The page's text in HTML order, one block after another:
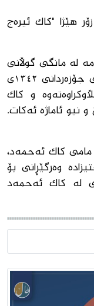
هێژا "کاک ئیرەج
لە مانگی گوڵانی
١٣٣٨ی هەتاوی (١٩٥٩ز) هەتا هەشتی جۆزەردانی ١٣٤٢ی
بە ماوەی ٤ ساڵ بڵاوکراوەتەوە و کاک
ئاماژە ئەکات.
کاک ئەحمەد،
وەرگێڕانی بۆ
لە کاک ئەحمەد